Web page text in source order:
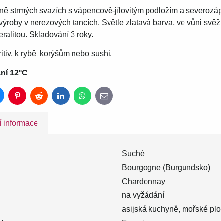
strmých svazích s vápencově-jílovitým podložím a
v nerezových tancích. Světle zlatavá barva, ve vůni
Skladování 3 roky.
k rybě, korýšům nebo sushi.
12°C
PinterestReddit LinkedInWhatsApp
E-
mail
informace
Suché
Bourgogne (Burgundsko)
Chardonnay
na vyžádání
asijská kuchyně, mořské